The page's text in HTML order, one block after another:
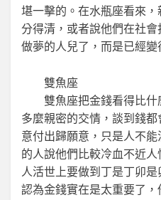
堪一擊的。在水瓶座看來
分得清，或者說他們在社
做夢的人兒了，而是已經變
雙魚座
雙魚座把金錢看得比什
多麼親密的交情，談到錢
意付出歸願意，只是人不
的人說他們比較冷血不近
人活世上要做到丁是丁卯
認為金錢實在是太重要了